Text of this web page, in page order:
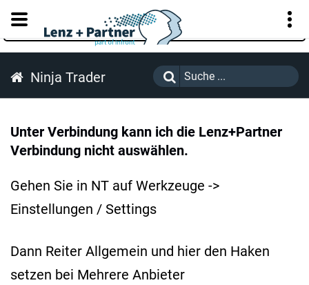
KUNDENPORTAL
Ninja Trader
Unter Verbindung kann ich die Lenz+Partner
Verbindung nicht auswählen.
Gehen Sie in NT auf Werkzeuge ->
Einstellungen / Settings
Dann Reiter Allgemein und hier den Haken
setzen bei Mehrere Anbieter